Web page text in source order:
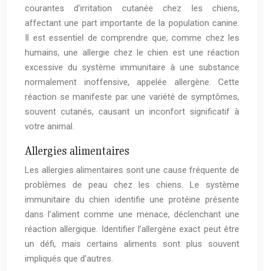
courantes d’irritation cutanée chez les chiens,
affectant une part importante de la population canine.
Il est essentiel de comprendre que, comme chez les
humains, une allergie chez le chien est une réaction
excessive du système immunitaire à une substance
normalement inoffensive, appelée allergène. Cette
réaction se manifeste par une variété de symptômes,
souvent cutanés, causant un inconfort significatif à
votre animal.
Allergies alimentaires
Les allergies alimentaires sont une cause fréquente de
problèmes de peau chez les chiens. Le système
immunitaire du chien identifie une protéine présente
dans l’aliment comme une menace, déclenchant une
réaction allergique. Identifier l’allergène exact peut être
un défi, mais certains aliments sont plus souvent
impliqués que d’autres.